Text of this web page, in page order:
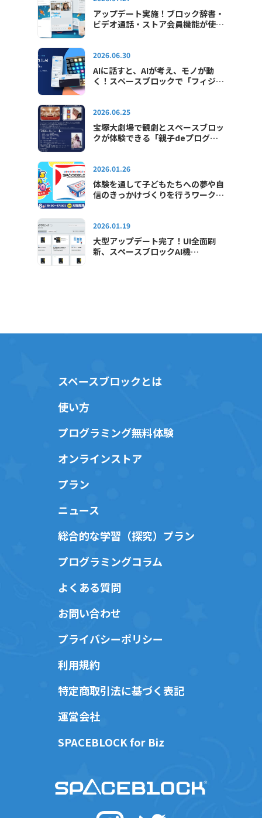
アップデート実施！ブロック辞書・
ビデオ通話・ストア会員機能が使え
2026.06.30
AIに話すと、AIが考え、モノが動
く！スペースブロックで「フィジカ
2026.06.25
宝塚大劇場で観劇とスペースブロッ
クが体験できる「親子deプログラ
2026.01.26
体験を通して子どもたちへの夢や自
信のきっかけづくりを行うワークシ
2026.01.19
大型アップデート完了！UI全面刷
新、スペースブロックAI機
スペースブロックとは
使い方
プログラミング無料体験
オンラインストア
プラン
ニュース
総合的な学習（探究）プラン
プログラミングコラム
よくある質問
お問い合わせ
プライバシーポリシー
利用規約
特定商取引法に基づく表記
運営会社
SPACEBLOCK for Biz